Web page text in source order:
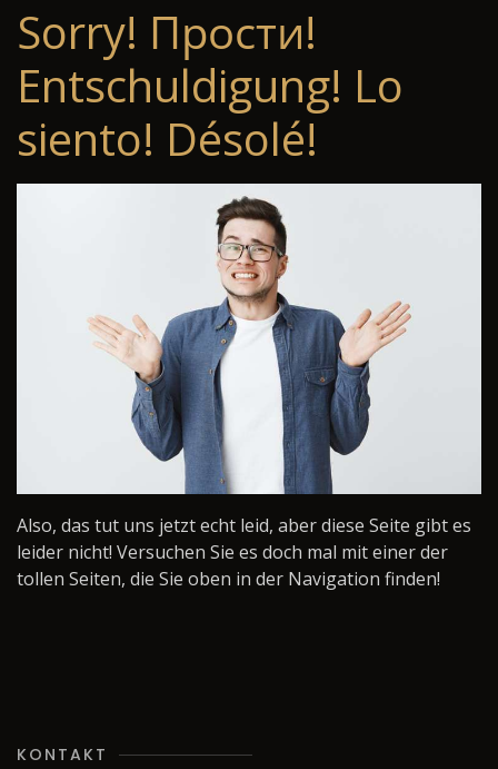
Sorry! Прости!
Entschuldigung! Lo
siento! Désolé!
Also, das tut uns jetzt echt leid, aber diese Seite gibt es
leider nicht! Versuchen Sie es doch mal mit einer der
tollen Seiten, die Sie oben in der Navigation finden!
KONTAKT